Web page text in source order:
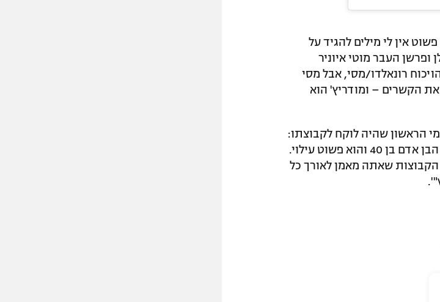
אין לי מילים להגיד על
העבר מוטי איוניר
האחרונות ויש את הויכוח רונאלדו/מסי, אבל מסי
הקשרים – ומודריץ' הוא
מי הראשון שהיה לוקח לקבוצתו:
"לא היה ב-15 השנים האחרונות שחקן כדורגל שמתקרב למודריץ' הבן אדם בן 40 והוא פשוט עילוי.
הקבוצות שאתה מאמן לאורך כל